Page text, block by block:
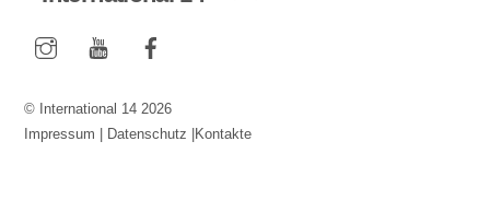
InstagramYouTube
© International 14 2026
Impressum
Datenschutz Kontakte